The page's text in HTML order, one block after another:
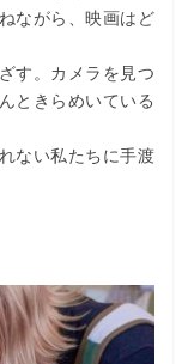
ながら、映画はど
す。カメラを見つ
ときらめいている
ない私たちに手渡